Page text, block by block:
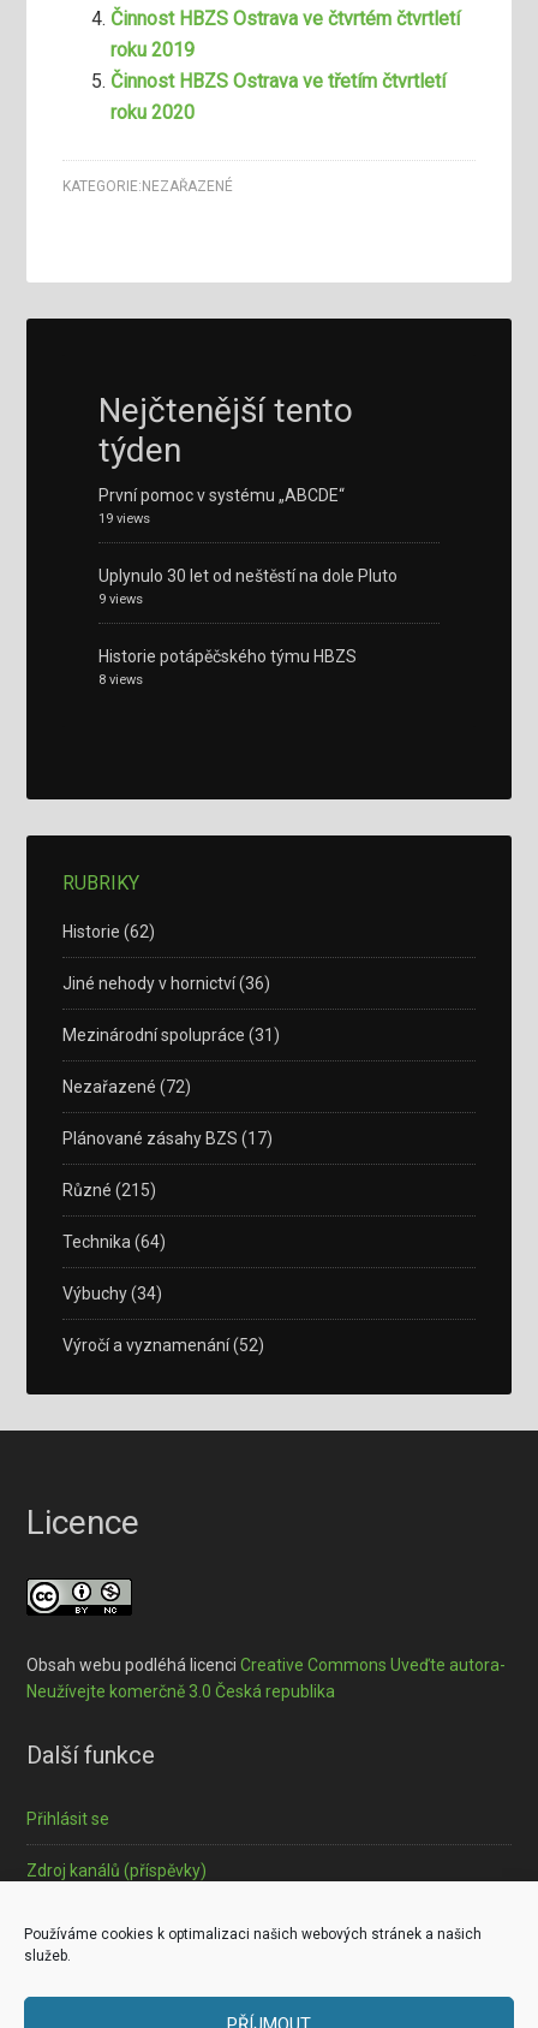
Používáme cookies k optimalizaci našich webových stránek a našich
služeb.
Činnost HBZS Ostrava ve čtvrtém čtvrtletí
roku 2019
Činnost HBZS Ostrava ve třetím čtvrtletí
roku 2020
KATEGORIE:NEZAŘAZENÉ
Nejčtenější tento
týden
První pomoc v systému „ABCDE“
19 views
Uplynulo 30 let od neštěstí na dole Pluto
9 views
Historie potápěčského týmu HBZS
8 views
RUBRIKY
Historie (62)
Jiné nehody v hornictví(36)
Mezinárodní spolupráce (31)
Nezařazené (72)
Plánované zásahy BZS (17)
Různé (215)
Technika (64)
Výbuchy(34)
Výročí a vyznamenání(52)
Licence
Obsah webu podléhá licenciCreative Commons Uveďte autora-
Neužívejte komerčně 3.0 Česká republika
Další funkce
Přihlásit se
Zdroj kanálů (příspěvky)